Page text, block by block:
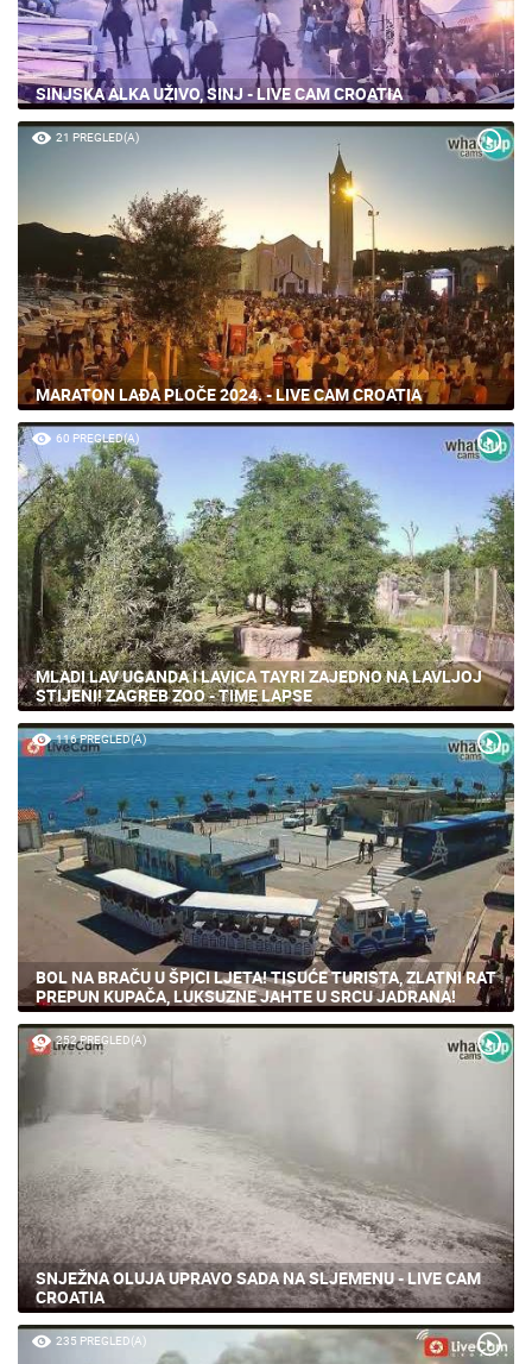
SINJSKA ALKA UŽIVO, SINJ - LIVE CAM CROATIA
21 PREGLED(A)
MARATON LAĐA PLOČE 2024. - LIVE CAM CROATIA
60 PREGLED(A)
MLADI LAV UGANDA I LAVICA TAYRI ZAJEDNO NA LAVLJOJ
STIJENI! ZAGREB ZOO - TIME LAPSE
116 PREGLED(A)
BOL NA BRAČU U ŠPICI LJETA! TISUĆE TURISTA, ZLATNI RAT
PREPUN KUPAČA, LUKSUZNE JAHTE U SRCU JADRANA!
252 PREGLED(A)
SNJEŽNA OLUJA UPRAVO SADA NA SLJEMENU - LIVE CAM
CROATIA
235 PREGLED(A)